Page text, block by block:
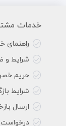
خدمات
راهنمای
شرایط و
حریم
شرایط
ارسال
درخواست